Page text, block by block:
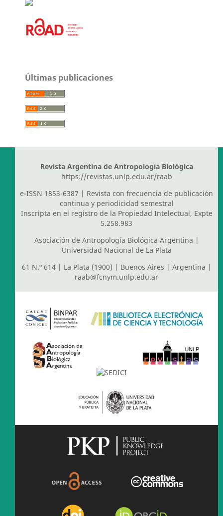
Últimas publicaciones
Revista Argentina de Antropología Biológica
https://revistas.unlp.edu.ar/raab
e-ISSN 1853-6387 | Revista con frecuencia de publicación
continua y periodicidad semestral
Inscripta en el registro de la Propiedad Intelectual, Expte
5.258.983
Asociación de Antropología Biológica Argentina |
Universidad Nacional de La Plata
61 N.º 614 | La Plata (1900) | Buenos Aires | Argentina |
raab@fcnym.unlp.edu.ar